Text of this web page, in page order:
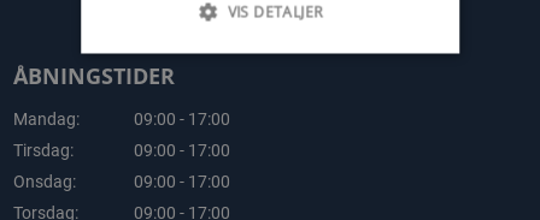
ÅBNINGSTIDER
Mandag:
09:00 - 17:00
Tirsdag:
09:00 - 17:00
Onsdag:
09:00 - 17:00
Torsdag:
09:00 - 17:00
VIS DETALJER